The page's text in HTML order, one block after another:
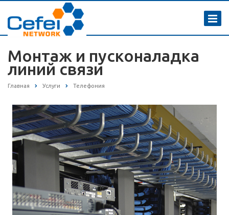
Монтаж и пусконаладка
линий связи
Главная Услуги Телефония